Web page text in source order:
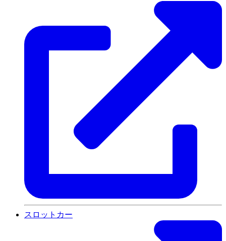
スロットカー